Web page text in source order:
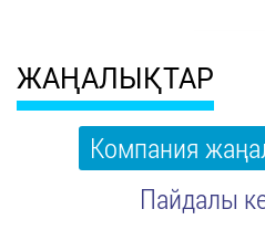
ЖАҢАЛЫҚТАР
Компания
Пайдалы